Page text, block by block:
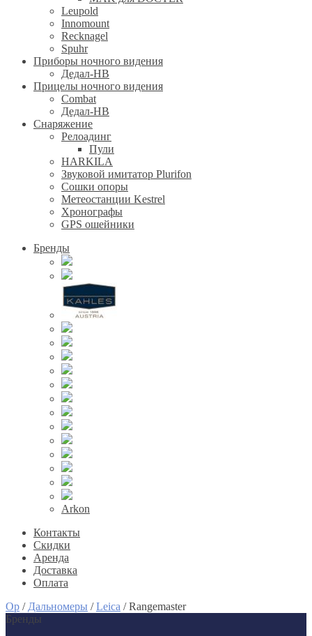
Leupold
Innomount
Recknagel
Spuhr
Приборы ночного видения
Дедал-НВ
Прицелы ночного видения
Combat
Дедал-НВ
Снаряжение
Релоадинг
Пули
HARKILA
Звуковой имитатор Plurifon
Сошки опоры
Метеостанции Kestrel
Хронографы
GPS ошейники
Бренды
Arkon
Контакты
Скидки
Аренда
Доставка
Оплата
Op / Дальномеры /Leica /Rangemaster
Бренды